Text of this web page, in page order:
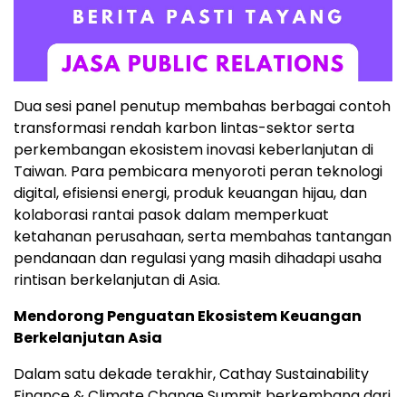
Dua sesi panel penutup membahas berbagai contoh
transformasi rendah karbon lintas-sektor serta
perkembangan ekosistem inovasi keberlanjutan di
Taiwan. Para pembicara menyoroti peran teknologi
digital, efisiensi energi, produk keuangan hijau, dan
kolaborasi rantai pasok dalam memperkuat
ketahanan perusahaan, serta membahas tantangan
pendanaan dan regulasi yang masih dihadapi usaha
rintisan berkelanjutan di Asia.
Mendorong Penguatan Ekosistem Keuangan
Berkelanjutan Asia
Dalam satu dekade terakhir, Cathay Sustainability